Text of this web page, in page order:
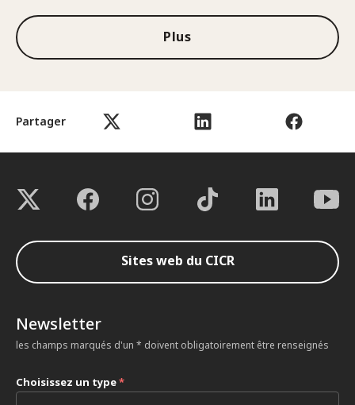
Partager
Plus
Sites web du CICR
Newsletter
les champs marqués d'un * doivent obligatoirement être renseignés
Choisissez un type*